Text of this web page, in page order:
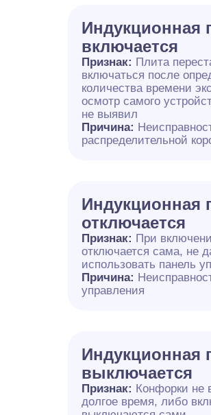
Индукционная
включается
Признак: Плита
включаться после
количества времени
осмотр самого
не выявил
Причина:
распределительной
Индукционная
отключается
Признак: При
отключается сама, не
использовать панель
Причина:
управления
Индукционная
выключается
Признак: Конфорки не
долгое время, либо